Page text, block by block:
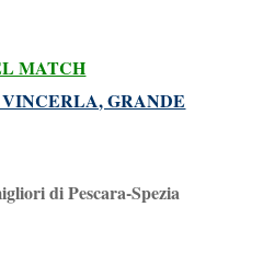
MATCH
GRANDE
di Pescara-Spezia